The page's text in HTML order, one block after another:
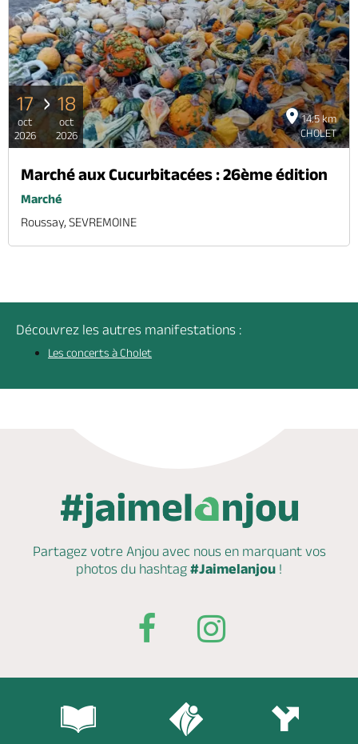
14.5 km
CHOLET
17
oct
2026
18
oct
2026
Marché aux Cucurbitacées : 26ème édition
Marché
Roussay, SEVREMOINE
Découvrez les autres manifestations :
Les concerts à Cholet
Partagez votre Anjou avec nous en marquantvos
photos du hashtag #Jaimelanjou !